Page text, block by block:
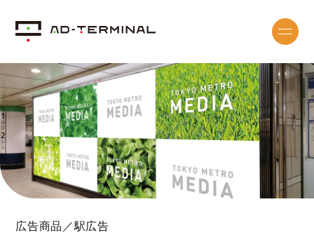
広告商品／駅広告